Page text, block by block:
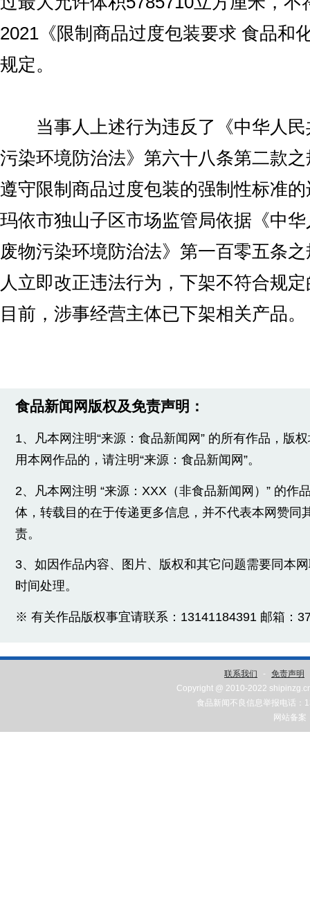
2021《限制商品过度包装要求 食品和
规定。
当事人上述行为违反了《中华人民
污染环境防治法》第六十八条第二款
遵守限制商品过度包装的强制性标准
玛依市独山子区市场监管局依据《中
废物污染环境防治法》第一百零五条
人立即改正违法行为，下架不符合规
目前，涉事经营主体已下架相关产品。
食品新闻网版权及免责声明：
1、凡本网注明“来源：食品新闻网” 的所有作品，版
用本网作品的，请注明“来源：食品新闻网”。
2、凡本网注明 “来源：XXX（非食品新闻网）” 的作
体，转载目的在于传递更多信息，并不代表本网赞同
责。
3、如因作品内容、图片、版权和其它问题需要同本
时间处理。
※ 有关作品版权事宜请联系：13141184391 邮箱：
联系我们 - 免责声明
Copyright @ 2010-2022
食品新闻不良信息举报电话：
网站备案